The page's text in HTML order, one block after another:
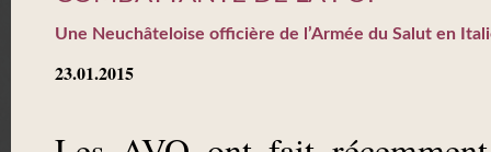
Une Neuchâteloise officière de l’Armée du Salut en
23.01.2015